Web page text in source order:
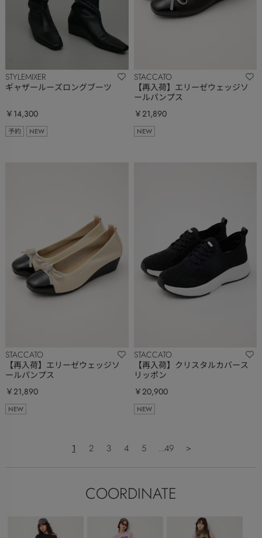
STYLEMIXER
ギャザールーズロングブーツ
￥14,300
予約 NEW
STACCATO
【再入荷】エリーゼウェッジソ
ールパンプス
￥21,890
NEW
STACCATO
【再入荷】エリーゼウェッジソ
ールパンプス
￥21,890
NEW
STACCATO
【再入荷】クリスタルカバース
リッポン
￥20,900
NEW
1 2 3 4 5 ...49 ＞
COORDINATE